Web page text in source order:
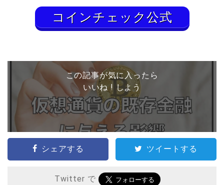
コインチェック公式
この記事が気に入ったら
いいね ! しよう
シェアする ツイートする
Twitter で